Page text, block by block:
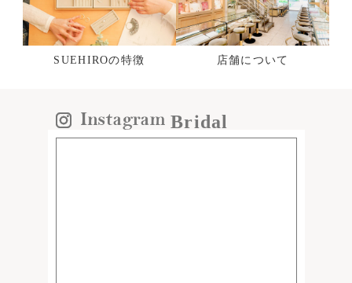
SUEHIROの特徴 店舗について
Bridal